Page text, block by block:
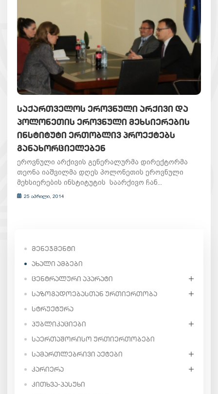
ᲡᲐᲥᲐᲠᲗᲕᲔᲚᲝᲡ ᲔᲠᲝᲕᲜᲣᲚᲘ ᲐᲠᲥᲘᲕᲘ ᲓᲐ
ᲞᲝᲚᲝᲜᲔᲗᲘᲡ ᲔᲠᲝᲕᲜᲣᲚᲘ ᲛᲔᲮᲡᲘᲔᲠᲔᲑᲘᲡ
ᲘᲜᲡᲢᲘᲢᲣᲢᲘ ᲔᲠᲗᲝᲑᲚᲘᲕ ᲞᲠᲝᲔᲥᲢᲔᲑᲡ
ᲒᲐᲜᲐᲮᲝᲠᲪᲘᲔᲚᲔᲑᲔᲜ
ეროვნული არქივის გენერალურმა დირექტორმა
თეონა იაშვილმა დღეს პოლონეთის ეროვნული
მეხსიერების ინსტიტუტის საარქივო ჩან...
25 აპრილი, 2014
ᲛᲔᲜᲔᲯᲛᲔᲜᲢᲘ
ᲐᲮᲐᲚᲘ ᲐᲛᲑᲔᲑᲘ
ᲪᲔᲜᲢᲠᲐᲚᲣᲠᲘ ᲐᲞᲐᲠᲐᲢᲘ
ᲡᲐᲖᲝᲒᲐᲓᲝᲔᲑᲐᲡᲗᲐᲜ ᲣᲠᲗᲘᲔᲠᲗᲝᲑᲐ
ᲡᲢᲠᲣᲥᲢᲣᲠᲐ
ᲞᲣᲑᲚᲘᲙᲐᲪᲘᲔᲑᲘ
ᲡᲐᲔᲠᲗᲐᲨᲝᲠᲘᲡᲝ ᲣᲠᲗᲘᲔᲠᲗᲝᲑᲔᲑᲘ
ᲡᲐᲛᲐᲠᲗᲚᲔᲑᲠᲘᲕᲘ ᲐᲥᲢᲔᲑᲘ
ᲙᲐᲠᲘᲔᲠᲐ
ᲙᲘᲗᲮᲕᲐ-ᲞᲐᲡᲣᲮᲘ